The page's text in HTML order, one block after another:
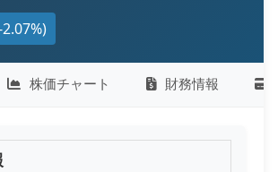
株価チャート 財務情報